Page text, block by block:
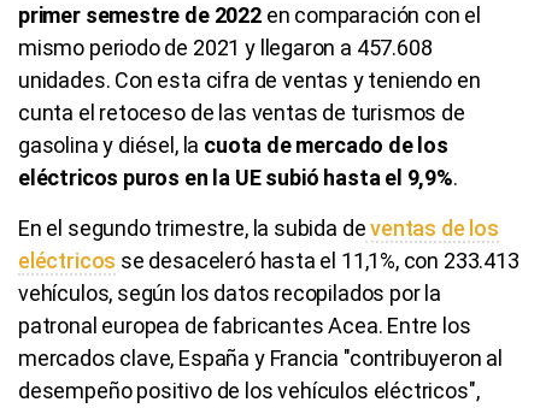
primer semestre de 2022en comparación con el
mismo periodo de 2021 y llegaron a 457.608
unidades. Con esta cifra de ventas y teniendo en
cunta el retoceso de las ventas de turismos de
gasolina y diésel, la cuota de mercado de los
eléctricos puros en la UE subió hasta el 9,9%.
En el segundo trimestre, la subida deventas de los
eléctricos se desaceleró hasta el 11,1%, con 233.413
vehículos, según los datos recopilados por la
patronal europea de fabricantes Acea. Entre los
mercados clave, España y Francia "contribuyeron al
desempeño positivo de los vehículos eléctricos",